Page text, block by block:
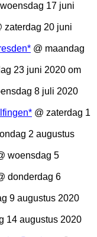
17 juni
zaterdag 20 juni
@ maandag
23 juni 2020 om
8 juli 2020
@ zaterdag 1
2 augustus
woensdag 5
donderdag 6
9 augustus 2020
14 augustus 2020